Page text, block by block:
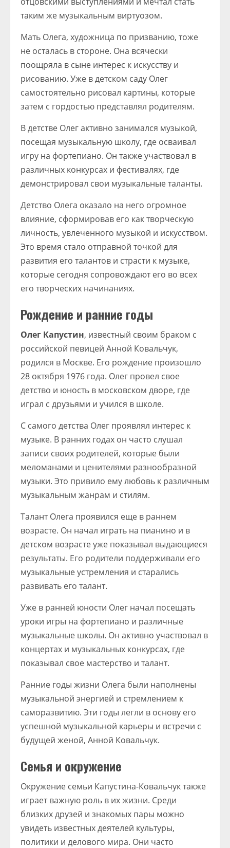
таким же музыкальным виртуозом.
Мать Олега, художница по призванию, тоже
не осталась в стороне. Она всячески
поощряла в сыне интерес к искусству и
рисованию. Уже в детском саду Олег
самостоятельно рисовал картины, которые
затем с гордостью представлял родителям.
В детстве Олег активно занимался музыкой,
посещая музыкальную школу, где осваивал
игру на фортепиано. Он также участвовал в
различных конкурсах и фестивалях, где
демонстрировал свои музыкальные таланты.
Детство Олега оказало на него огромное
влияние, сформировав его как творческую
личность, увлеченного музыкой и искусством.
Это время стало отправной точкой для
развития его талантов и страсти к музыке,
которые сегодня сопровождают его во всех
его творческих начинаниях.
Рождение и ранние годы
Олег Капустин, известный своим браком с
российской певицей Анной Ковальчук,
родился в Москве. Его рождение произошло
28 октября 1976 года. Олег провел свое
детство и юность в московском дворе, где
играл с друзьями и учился в школе.
С самого детства Олег проявлял интерес к
музыке. В ранних годах он часто слушал
записи своих родителей, которые были
меломанами и ценителями разнообразной
музыки. Это привило ему любовь к различным
музыкальным жанрам и стилям.
Талант Олега проявился еще в раннем
возрасте. Он начал играть на пианино и в
детском возрасте уже показывал выдающиеся
результаты. Его родители поддерживали его
музыкальные устремления и старались
развивать его талант.
Уже в ранней юности Олег начал посещать
уроки игры на фортепиано и различные
музыкальные школы. Он активно участвовал в
концертах и музыкальных конкурсах, где
показывал свое мастерство и талант.
Ранние годы жизни Олега были наполнены
музыкальной энергией и стремлением к
саморазвитию. Эти годы легли в основу его
успешной музыкальной карьеры и встречи с
будущей женой, Анной Ковальчук.
Семья и окружение
Окружение семьи Капустина-Ковальчук также
играет важную роль в их жизни. Среди
близких друзей и знакомых пары можно
увидеть известных деятелей культуры,
политики и делового мира. Они часто